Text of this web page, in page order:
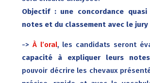
Objectif : une concordance
notes et du classement avec le
-> À l’oral, les candidats seront
capacité à expliquer leurs
pouvoir décrire les chevaux